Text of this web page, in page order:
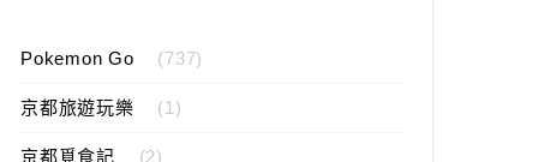
Pokemon Go (737)
京都旅遊玩樂 (1)
京都覓食記 (2)